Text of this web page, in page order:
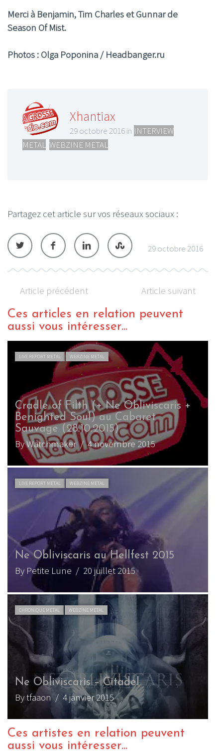
Merci à Benjamin, Tim Charles et Gunnar de
Season Of Mist.
Photos : Olga Poponina / Headbanger.ru
Xhantiax
29 octobre 2016 in INTERVIEW
METAL WEBZINE METAL
Partagez cet article sur vos réseaux sociaux :
29 octobre 2016
Article précédent Article suivant
Ces articles en relation peuvent
aussi vous intéresser...
LIVE REPORT METAL WEBZINE METAL
Cradle of Filth (+ Ne Obliviscaris +
Benighted Soul) au Cabaret
Sauvage (28.10.2015)
By Watchmaker/ 4 novembre 2015
LIVE REPORT METAL WEBZINE METAL
Ne Obliviscaris au Hellfest 2015
By Petite Lune / 20 juillet 2015
CHRONIQUE METAL WEBZINE METAL
Ne Obliviscaris – Citadel
By tfaaon/ 4 janvier 2015
Ces artistes en relation peuvent
aussi vous intéresser...